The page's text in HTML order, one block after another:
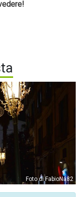
Foto di FabioNa82